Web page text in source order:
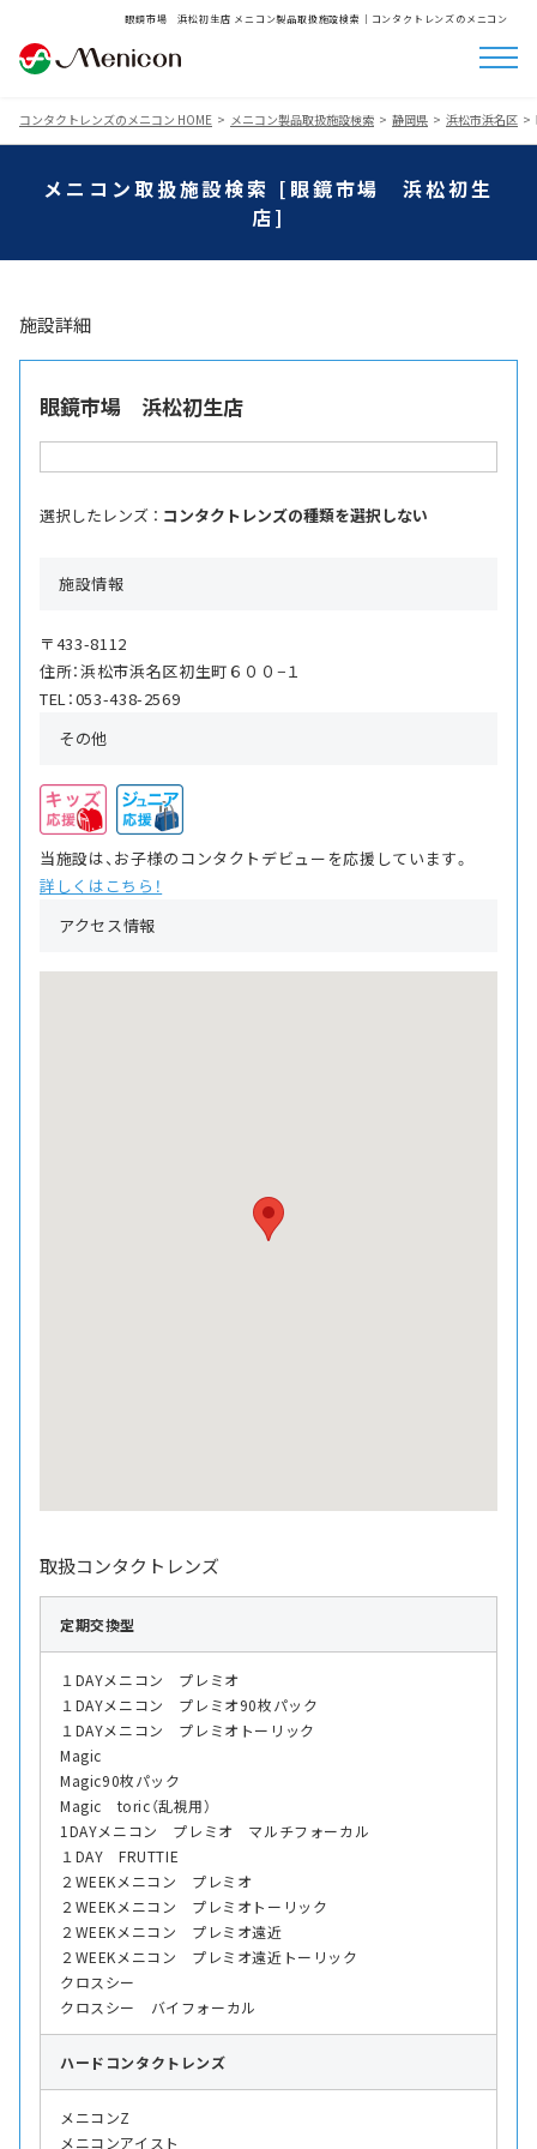
眼鏡市場 浜松初生店 メニコン製品取扱施設検索│コンタクトレンズのメニコン
コンタクトレンズのメニコン HOME メニコン製品取扱施設検索 静岡県 浜松市浜名区
メニコン取扱施設検索 [眼鏡市場 浜松初生
店]
施設詳細
眼鏡市場 浜松初生店
選択したレンズ ： コンタクトレンズの種類を選択しない
施設情報
〒433-8112
住所：浜松市浜名区初生町６００−１
TEL：053-438-2569
その他
当施設は、お子様のコンタクトデビューを応援しています。
詳しくはこちら！
アクセス情報
取扱コンタクトレンズ
定期交換型
１DAYメニコン プレミオ
１DAYメニコン プレミオ90枚パック
１DAYメニコン プレミオトーリック
Magic
Magic90枚パック
Magic toric（乱視用）
1DAYメニコン プレミオ マルチフォーカル
１DAY FRUTTIE
２WEEKメニコン プレミオ
２WEEKメニコン プレミオトーリック
２WEEKメニコン プレミオ遠近
２WEEKメニコン プレミオ遠近トーリック
クロスシー
クロスシー バイフォーカル
ハード コンタクトレンズ
メニコンZ
メニコンアイスト